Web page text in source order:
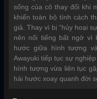
sống của cô thay đổi khi
khiến toàn bộ tính cách
giả. Thay vì bị “hủy hoại
nên nổi tiếng bất ngờ vì
hước giữa hình tượng
Awayuki tiếp tục sự
hình tượng vừa liên tục
hài hước xoay quanh đời